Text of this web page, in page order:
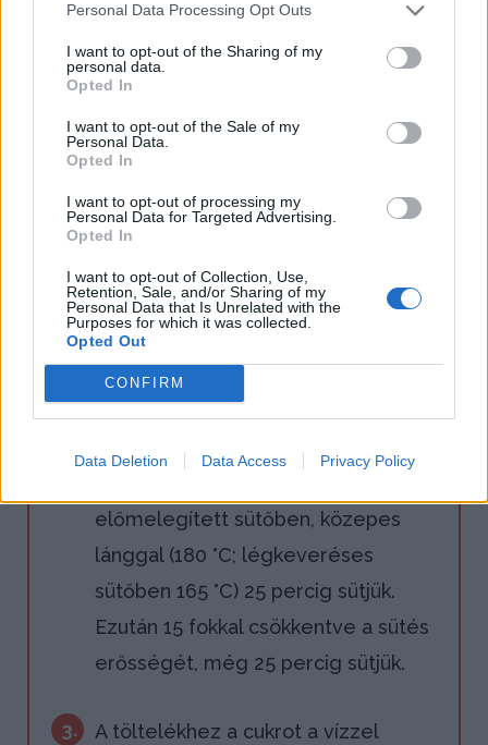
Personal Data Processing Opt Outs
I want to opt-out of the Sharing of my
personal data.
Opted In
I want to opt-out of the Sale of my
Personal Data.
Opted In
I want to opt-out of processing my
Personal Data for Targeted Advertising.
Opted In
I want to opt-out of Collection, Use,
Retention, Sale, and/or Sharing of my
Personal Data that Is Unrelated with the
Purposes for which it was collected.
Opted Out
CONFIRM
Data Deletion Data Access Privacy Policy
1.
A tésztához a tojássárgáját a
cukorral fehéredésig verjük. Ez
elektromos habverővel, maximális
fokozaton 4-5 perc. A vizet
belekeverjük. A lisztet a dióval és a
sütőporral összeforgatjuk, és az
előzőekhez adjuk, majd a kemény
habbá vert tojásfehérjét is
hozzákeverjük.
Kikent, kilisztezett, 24 centi
előmelegített sütőben, közepes
lánggal (180 °C; légkeveréses
sütőben 165 °C) 25 percig sütjük.
Ezután 15 fokkal csökkentve a sütés
erősségét, még 25 percig sütjük.
3.
A töltelékhez a cukrot a vízzel